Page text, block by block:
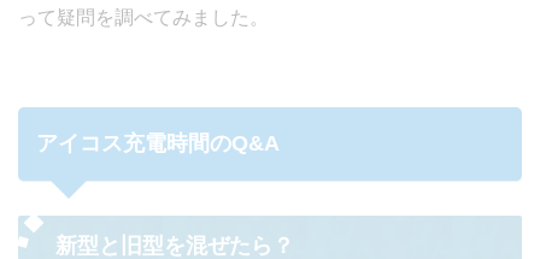
って疑問を調べてみました。
アイコス充電時間のQ&A
新型と旧型を混ぜたら？